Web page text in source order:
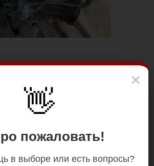
×
👋
пожаловать!
в выборе или есть вопросы?